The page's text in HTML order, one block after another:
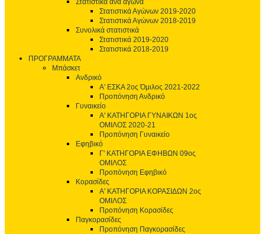
Στατιστικά ανά αγώνα
Στατιστικά Αγώνων 2019-2020
Στατιστικά Αγώνων 2018-2019
Συνολικά στατιστικά
Στατιστικά 2019-2020
Στατιστικά 2018-2019
ΠΡΟΓΡΑΜΜΑΤΑ
Μπάσκετ
Ανδρικό
Α' ΕΣΚΑ 2ος Όμιλος 2021-2022
Προπόνηση Ανδρικό
Γυναικείο
Α' ΚΑΤΗΓΟΡΙΑ ΓΥΝΑΙΚΩΝ 1ος
ΟΜΙΛΟΣ 2020-21
Προπόνηση Γυναικείο
Εφηβικό
Γ' ΚΑΤΗΓΟΡΙΑ ΕΦΗΒΩΝ 09ος
ΟΜΙΛΟΣ
Προπόνηση Εφηβικό
Κορασίδες
Α' ΚΑΤΗΓΟΡΙΑ ΚΟΡΑΣΙΔΩΝ 2ος
ΟΜΙΛΟΣ
Προπόνηση Κορασίδες
Παγκορασίδες
Προπόνηση Παγκορασίδες